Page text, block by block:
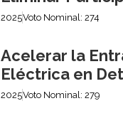
2025Voto Nominal: 274
Acelerar la
Eléctrica en
2025Voto Nominal: 279